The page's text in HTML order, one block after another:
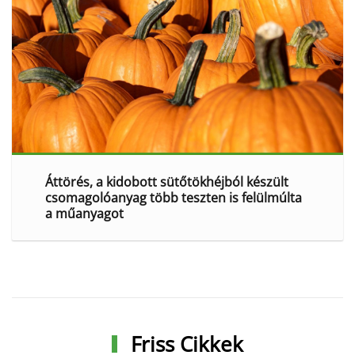
Áttörés, a kidobott sütőtökhéjból készült
csomagolóanyag több teszten is felülmúlta
a műanyagot
Friss Cikkek